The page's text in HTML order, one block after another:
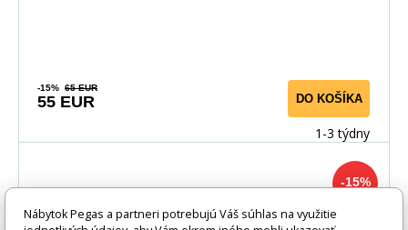
-15% 65 EUR
55 EUR DO KOŠÍKA
1-3 týdny
-15%
Nábytok Pegas a partneri potrebujú Váš súhlas na využitie